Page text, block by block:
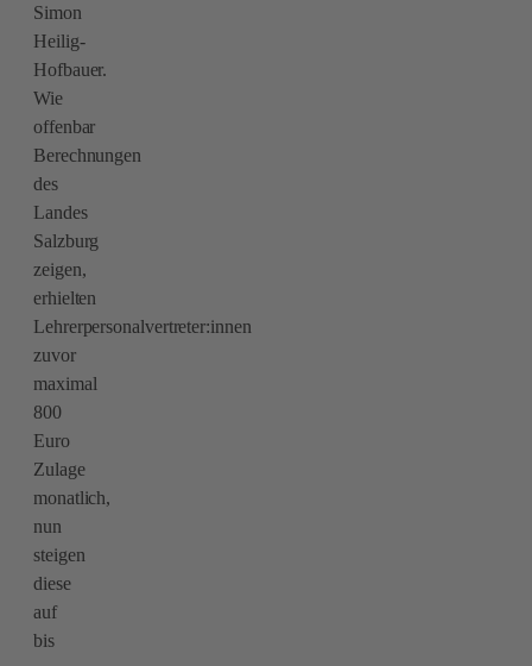
Simon
Heilig-
Hofbauer.
Wie
offenbar
Berechnungen
des
Landes
Salzburg
zeigen,
erhielten
Lehrerpersonalvertreter:innen
zuvor
maximal
800
Euro
Zulage
monatlich,
nun
steigen
diese
auf
bis